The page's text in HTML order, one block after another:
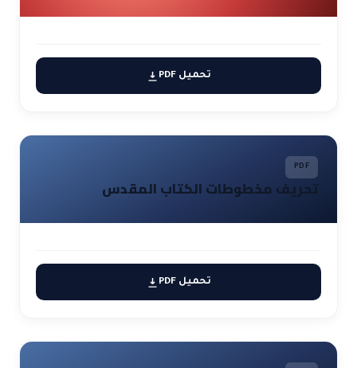
تحميل PDF
PDF
تحريف مخطوطات الكتاب المقدس
تحميل PDF